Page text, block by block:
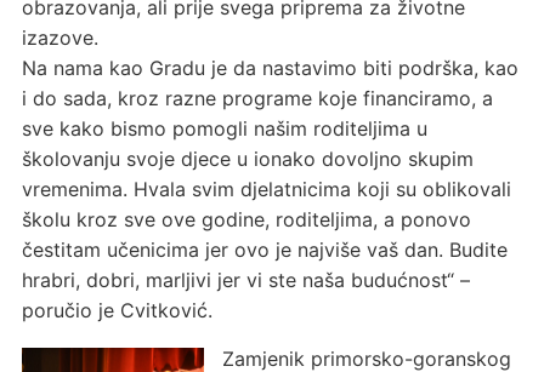
obrazovanja, ali prije svega priprema za životne
izazove.
Na nama kao Gradu je da nastavimo biti podrška, kao
i do sada, kroz razne programe koje financiramo, a
sve kako bismo pomogli našim roditeljima u
školovanju svoje djece u ionako dovoljno skupim
vremenima. Hvala svim djelatnicima koji su oblikovali
školu kroz sve ove godine, roditeljima, a ponovo
čestitam učenicima jer ovo je najviše vaš dan. Budite
hrabri, dobri, marljivi jer vi ste naša budućnost“ –
poručio je Cvitković.
Zamjenik primorsko-goranskog